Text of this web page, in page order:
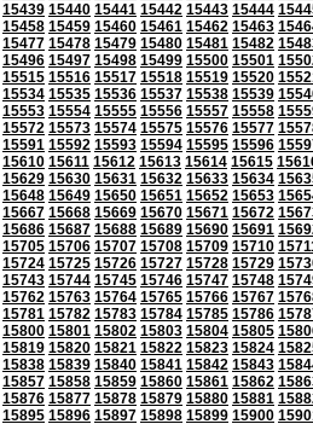
15439 15440 15441 15442 15443 15444
15458 15459 15460 15461 15462 15463
15477 15478 15479 15480 15481 15482
15496 15497 15498 15499 15500 15501
15515 15516 15517 15518 15519 15520
15534 15535 15536 15537 15538 15539
15553 15554 15555 15556 15557 15558
15572 15573 15574 15575 15576 15577
15591 15592 15593 15594 15595 15596
15610 15611 15612 15613 15614 15615
15629 15630 15631 15632 15633 15634
15648 15649 15650 15651 15652 15653
15667 15668 15669 15670 15671 15672
15686 15687 15688 15689 15690 15691
15705 15706 15707 15708 15709 15710
15724 15725 15726 15727 15728 15729
15743 15744 15745 15746 15747 15748
15762 15763 15764 15765 15766 15767
15781 15782 15783 15784 15785 15786
15800 15801 15802 15803 15804 15805
15819 15820 15821 15822 15823 15824
15838 15839 15840 15841 15842 15843
15857 15858 15859 15860 15861 15862
15876 15877 15878 15879 15880 15881
15895 15896 15897 15898 15899 15900